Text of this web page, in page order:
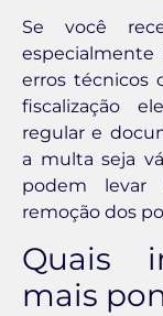
Se você
especialmente
erros técnicos
fiscalização
regular e
a multa seja
podem
remoção dos
Quais
mais